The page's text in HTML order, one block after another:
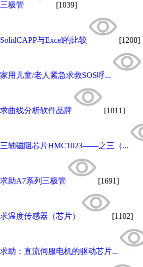
三极管 [1039]
SolidCAPP与Excel的比较 [1208]
家用儿童/老人紧急求救SOS呼...
求曲线分析软件品牌 [1011]
三轴磁阻芯片HMC1023——之三（...
求助A7系列三极管 [1691]
求温度传感器（芯片） [1102]
求助：直流伺服电机的驱动芯片...